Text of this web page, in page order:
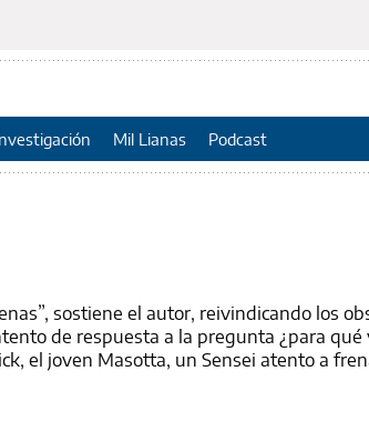
Mil Lianas Podcast
sostiene el autor, reivindicando los
de respuesta a la pregunta ¿para qué
el joven Masotta, un Sensei atento a